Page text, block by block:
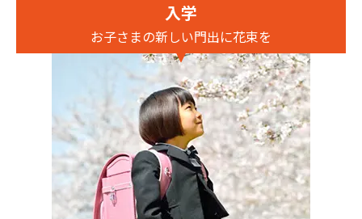
入学
お子さまの新しい門出に花束を